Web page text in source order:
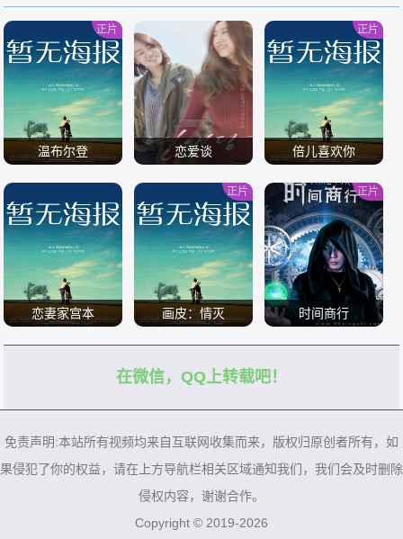
温布尔登
/
正片
恋爱谈
/
倍儿喜欢你
/
正片
恋妻家宫本 画皮：情灭
正片
时间商行
正片
在微信，QQ上转载吧！
免责声明:本站所有视频均来自互联网收集而来，版权归原创者所有，如
果侵犯了你的权益，请在上方导航栏相关区域通知我们，我们会及时删除
侵权内容，谢谢合作。
Copyright © 2019-2026